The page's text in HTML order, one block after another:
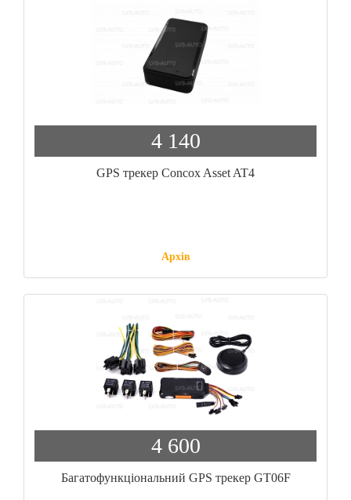
4 140
GPS трекер Concox Asset AT4
Архів
4 600
Багатофункціональний GPS трекер GT06F